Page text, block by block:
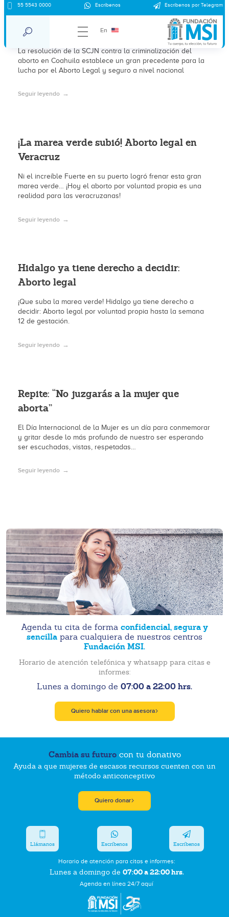
55 5543 0000 Escríbenos Escríbenos por Telegram
En
Inconstitucional penalizar el aborto en
México.
La resolución de la SCJN contra la criminalización del
aborto en Coahuila establece un gran precedente para la
lucha por el Aborto Legal y seguro a nivel nacional
Seguir leyendo
¡La marea verde subió! Aborto legal en
Veracruz
Ni el increíble Fuerte en su puerto logró frenar esta gran
marea verde… ¡Hoy el aborto por voluntad propia es una
realidad para las veracruzanas!
Seguir leyendo
Hidalgo ya tiene derecho a decidir:
Aborto legal
¡Que suba la marea verde! Hidalgo ya tiene derecho a
decidir: Aborto legal por voluntad propia hasta la semana
12 de gestación.
Seguir leyendo
Repite: “No juzgarás a la mujer que
aborta”
El Día Internacional de la Mujer es un día para conmemorar
y gritar desde lo más profundo de nuestro ser esperando
ser escuchadas, vistas, respetadas…
Seguir leyendo
Agenda tu cita de forma confidencial, segura y
sencilla para cualquiera de nuestros centros
Fundación MSI.
Horario de atención telefónica y whatsapp para citas e
informes:
Lunes a domingo de 07:00 a 22:00 hrs.
Quiero hablar con una asesora
Cambia su futurocon tu donativo
Ayuda a que mujeres de escasos recursos cuenten con un
método anticonceptivo
Quiero donar
Horario de atención para citas e informes:
Lunes a domingo de 07:00 a 22:00 hrs.
Agenda en línea 24/7 aquí
Llámanos Escríbenos Escríbenos